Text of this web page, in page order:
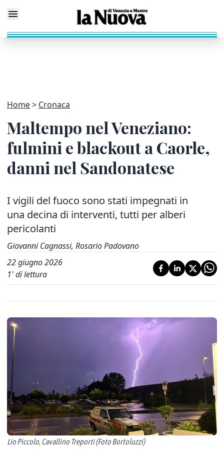
Home Cronaca
Maltempo nel Veneziano:
fulmini e blackout a Caorle,
danni nel Sandonatese
I vigili del fuoco sono stati impegnati in
una decina di interventi, tutti per alberi
pericolanti
Giovanni Cagnassi, Rosario Padovano
22 giugno 2026
1' di lettura
Lio Piccolo, Cavallino Treporti (Foto Bortoluzzi)